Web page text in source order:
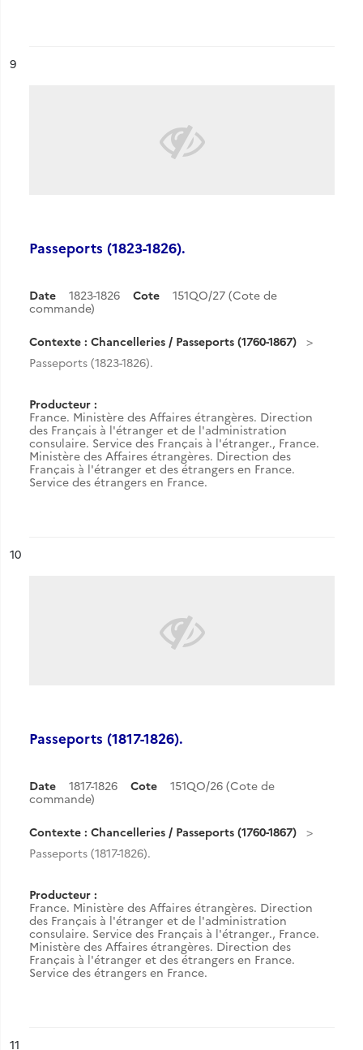
n°
9
Passeports (1823-1826).
Date 1823-1826 Cote
151QO/27 (Cote de
commande)
Contexte : Chancelleries / Passeports (1760-1867)
Passeports (1823-1826).
Producteur :
France. Ministère des Affaires étrangères. Direction
des Français à l'étranger et de l'administration
consulaire. Service des Français à l'étranger., France.
Ministère des Affaires étrangères. Direction des
Français à l'étranger et des étrangers en France.
Service des étrangers en France.
n°
10
Passeports (1817-1826).
Date 1817-1826 Cote
151QO/26 (Cote de
commande)
Contexte : Chancelleries / Passeports (1760-1867)
Passeports (1817-1826).
Producteur :
France. Ministère des Affaires étrangères. Direction
des Français à l'étranger et de l'administration
consulaire. Service des Français à l'étranger., France.
Ministère des Affaires étrangères. Direction des
Français à l'étranger et des étrangers en France.
Service des étrangers en France.
n°
11